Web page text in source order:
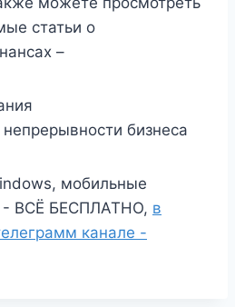
статьи о
–
бизнеса
мобильные
- ВСЁ БЕСПЛАТНО, в
канале -